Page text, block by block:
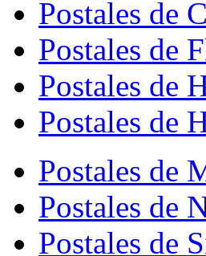
Postales de
Postales de
Postales de
Postales de
Postales de
Postales de
Postales de